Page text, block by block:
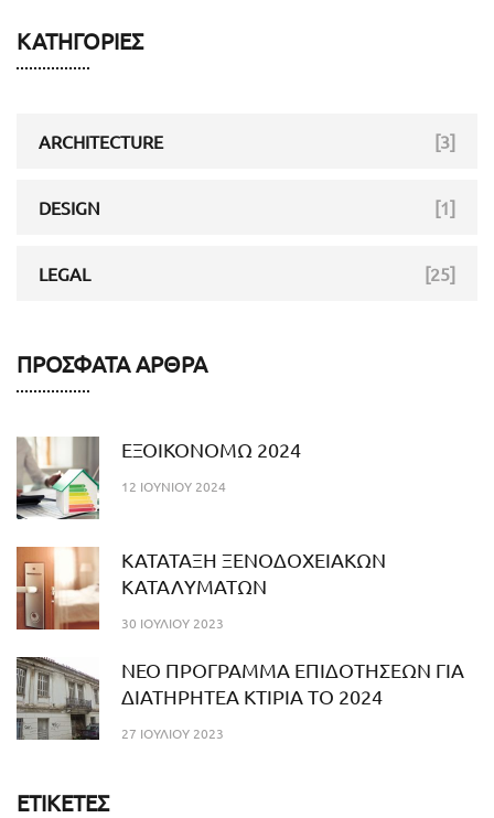
ΚΑΤΗΓΟΡΊΕΣ
ARCHITECTURE [3]
DESIGN [1]
LEGAL [25]
ΠΡΌΣΦΑΤΑ ΆΡΘΡΑ
ΕΞΟΙΚΟΝΟΜΩ 2024
12 ΙΟΥΝΊΟΥ 2024
ΚΑΤΑΤΑΞΗ ΞΕΝΟΔΟΧΕΙΑΚΩΝ
ΚΑΤΑΛΥΜΑΤΩΝ
30 ΙΟΥΛΊΟΥ 2023
NEO ΠΡΟΓΡΑΜΜΑ ΕΠΙΔΟΤΗΣΕΩΝ ΓΙΑ
ΔΙΑΤΗΡΗΤΕΑ ΚΤΙΡΙΑ ΤΟ 2024
27 ΙΟΥΛΊΟΥ 2023
ΕΤΙΚΈΤΕΣ